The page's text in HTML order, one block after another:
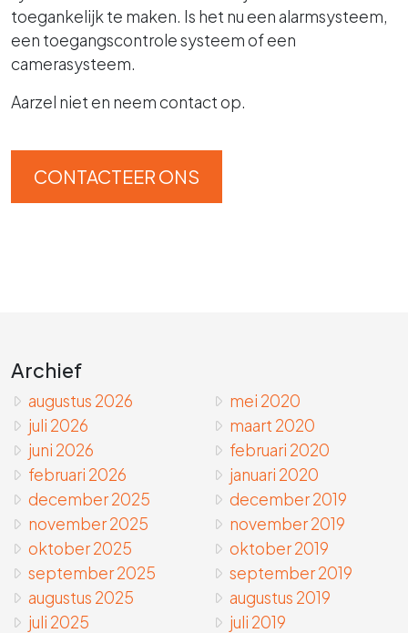
toegankelijk te maken. Is het nu een alarmsysteem,
een toegangscontrole systeem of een
camerasysteem.
Aarzel niet en neem contact op.
CONTACTEER ONS
Archief
augustus 2026
juli 2026
juni 2026
februari 2026
december 2025
november 2025
oktober 2025
september 2025
augustus 2025
juli 2025
mei 2020
maart 2020
februari 2020
januari 2020
december 2019
november 2019
oktober 2019
september 2019
augustus 2019
juli 2019